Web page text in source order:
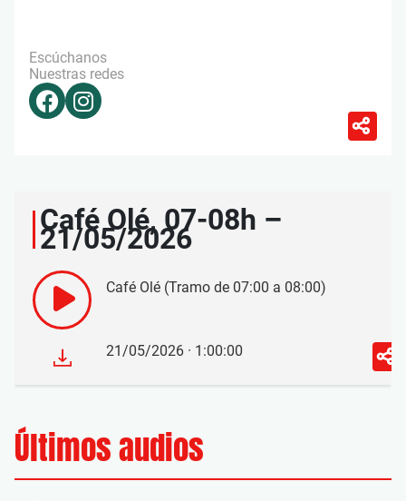
Escúchanos
Nuestras redes
Café Olé, 07-08h –
21/05/2026
Café Olé (Tramo de 07:00 a 08:00)
21/05/2026 · 1:00:00
Últimos audios